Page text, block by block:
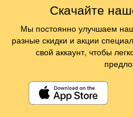
Скачайте
Мы постоянно улучшаем
разные скидки и акции
свой аккаунт, чтобы